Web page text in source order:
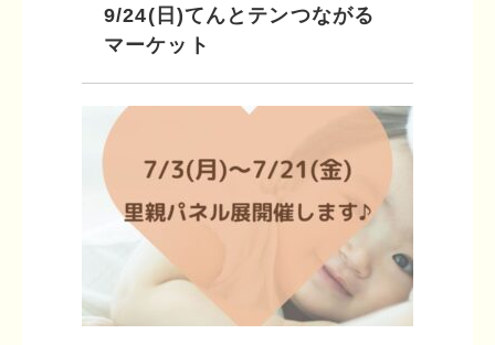
9/24(日)てんとテンつながる
マーケット